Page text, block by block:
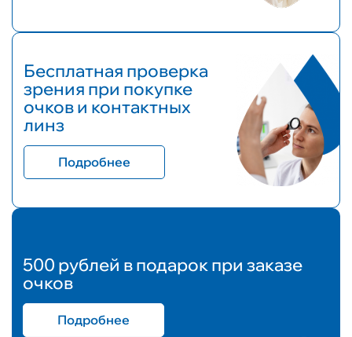
Бесплатная проверка
зрения при покупке
очков и контактных
линз
Подробнее
500 рублей в подарок при заказе
очков
Подробнее